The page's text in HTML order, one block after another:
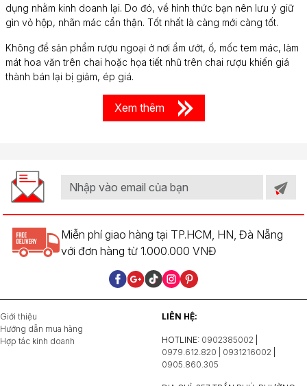
dụng nhằm kinh doanh lại. Do đó, về hình thức bạn nên lưu ý giữ
gìn vỏ hộp, nhãn mác cẩn thận. Tốt nhất là càng mới càng tốt.
Không để sản phẩm rượu ngoại ở nơi ẩm ướt, ố, mốc tem mác, làm
mát hoa văn trên chai hoặc họa tiết nhũ trên chai rượu khiến giá
thành bán lại bị giảm, ép giá.
Xem thêm
Miễn phí giao hàng tại TP.HCM, HN, Đà Nẵng
với đơn hàng từ 1.000.000 VNĐ
Giới thiệu
Hướng dẫn mua hàng
Hợp tác kinh doanh
LIÊN HỆ:
HOTLINE: 0902385002
0979.612.820 | 0931216002
0905.860.305